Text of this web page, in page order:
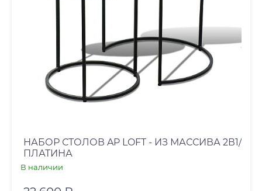
НАБОР СТОЛОВ AP LOFT - ИЗ МАССИВА 2В1/
ПЛАТИНА
В наличии